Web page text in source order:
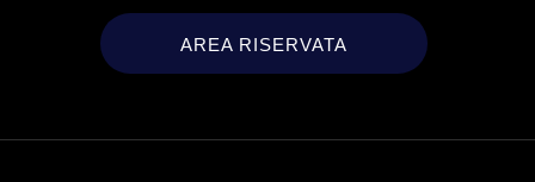
AREA RISERVATA